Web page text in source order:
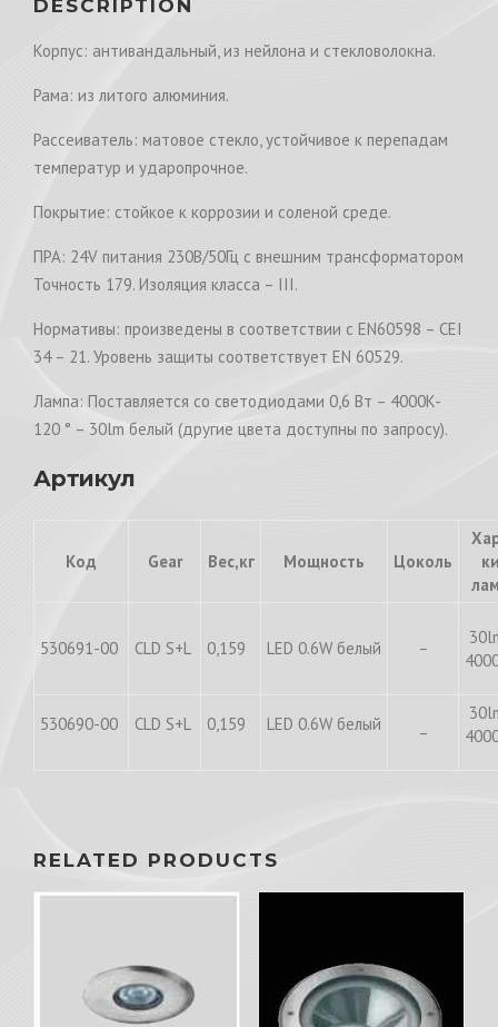
DESCRIPTION
Корпус: антивандальный, из нейлона и стекловолокна.
Рама: из литого алюминия.
Рассеиватель: матовое стекло, устойчивое к перепадам
температур и ударопрочное.
Покрытие: стойкое к коррозии и соленой среде.
ПРА: 24V питания 230В/50Гц с внешним трансформатором
Точность 179. Изоляция класса – III.
Нормативы: произведены в соответствии с EN60598 – CEI
34 – 21. Уровень защиты соответствует EN 60529.
Лампа: Поставляется со светодиодами 0,6 Вт – 4000K-
120 ° – 30lm белый (другие цвета доступны по запросу).
Артикул
Код Gear Вес,кг Мощность Цоколь
530691-00 CLD S+L 0,159 LED 0.6W белый –
530690-00 CLD S+L 0,159 LED 0.6W белый –
RELATED PRODUCTS